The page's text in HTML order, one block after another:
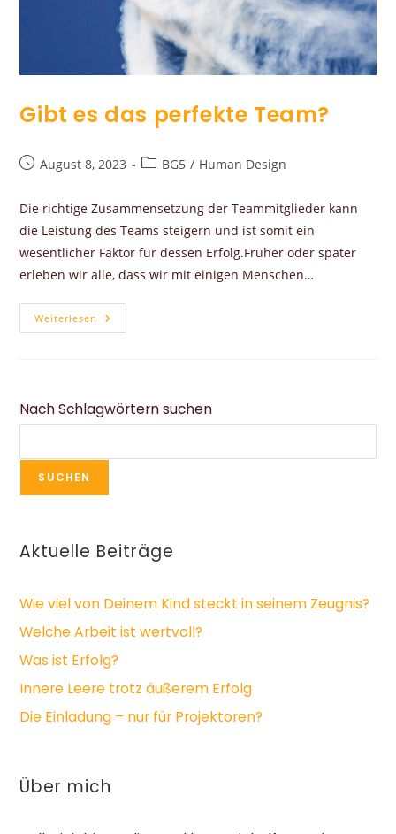
Gibt es das perfekte Team?
August 8, 2023 BG5 / Human Design
Die richtige Zusammensetzung der Teammitglieder kann
die Leistung des Teams steigern und ist somit ein
wesentlicher Faktor für dessen Erfolg.Früher oder später
erleben wir alle, dass wir mit einigen Menschen…
Weiterlesen
Nach Schlagwörtern suchen
SUCHEN
Aktuelle Beiträge
Wie viel von Deinem Kind steckt in seinem Zeugnis?
Welche Arbeit ist wertvoll?
Was ist Erfolg?
Innere Leere trotz äußerem Erfolg
Die Einladung – nur für Projektoren?
Über mich